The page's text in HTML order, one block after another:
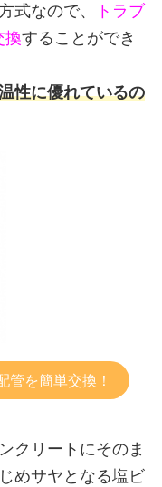
式なので、
トラブ
換することができ
性に優れているの
管を簡単交換！
クリートにそのま
めサヤとなる塩ビ